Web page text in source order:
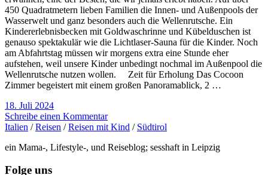
450 Quadratmetern lieben Familien die Innen- und Außenpools der
Wasserwelt und ganz besonders auch die Wellenrutsche. Ein
Kindererlebnisbecken mit Goldwaschrinne und Kübelduschen ist
genauso spektakulär wie die Lichtlaser-Sauna für die Kinder. Noch
am Abfahrtstag müssen wir morgens extra eine Stunde eher
aufstehen, weil unsere Kinder unbedingt nochmal im Außenpool die
Wellenrutsche nutzen wollen. Zeit für Erholung Das Cocoon
Zimmer begeistert mit einem großen Panoramablick, 2 …
18. Juli 2024
Schreibe einen Kommentar
Italien /Reisen /Reisen mit Kind / Südtirol
ein Mama-, Lifestyle-, und Reiseblog; sesshaft in Leipzig
Folge uns